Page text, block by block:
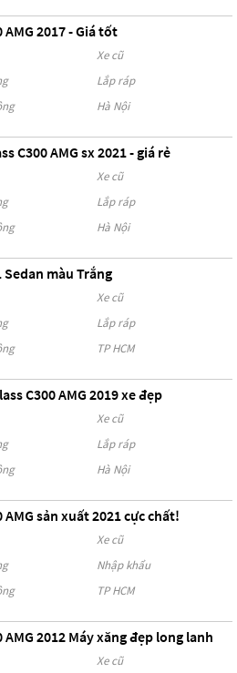
AMG 2017 - Giá tốt
Xe cũ
Lắp ráp
Hà Nội
C300 AMG sx 2021 - giá rẻ
Xe cũ
Lắp ráp
Hà Nội
Sedan màu Trắng
Xe cũ
Lắp ráp
TP HCM
C300 AMG 2019 xe đẹp
Xe cũ
Lắp ráp
Hà Nội
AMG sản xuất 2021 cực chất!
Xe cũ
Nhập khẩu
TP HCM
AMG 2012 Máy xăng đẹp long lanh
Xe cũ